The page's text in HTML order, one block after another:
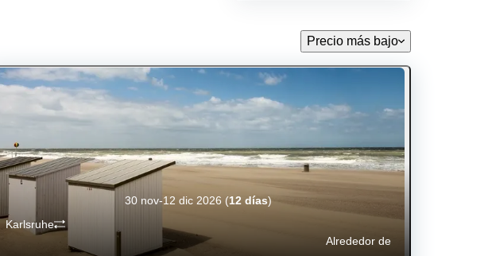
Precio más bajo
Alrededor de
Karlsruhe
30 nov-12 dic 2026 (12 días)